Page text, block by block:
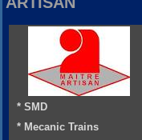
* SMD
* Mecanic Trains